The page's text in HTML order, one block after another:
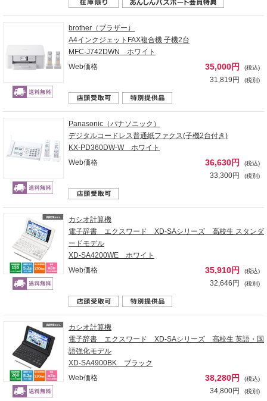
brother（ブラザー）
A4インクジェットFAX複合機 子機2台
MFC-J742DWN ホワイト
Web価格
35,000円 (税込)
31,819円 (税別)
Panasonic（パナソニック）
デジタルコードレス普通紙ファクス(子機2台付き)
KX-PD360DW-W ホワイト
Web価格
36,630円 (税込)
33,300円 (税別)
カシオ計算機
電子辞書 エクスワード XD-SAシリーズ 高校生 スタンダ
ードモデル
XD-SA4200WE ホワイト
Web価格
35,910円 (税込)
32,646円 (税別)
カシオ計算機
電子辞書 エクスワード XD-SAシリーズ 高校生 英語・国
語強化モデル
XD-SA4900BK ブラック
Web価格
38,280円 (税込)
34,800円 (税別)